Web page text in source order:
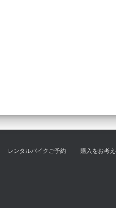
レンタルバイクご予約 購入をお考